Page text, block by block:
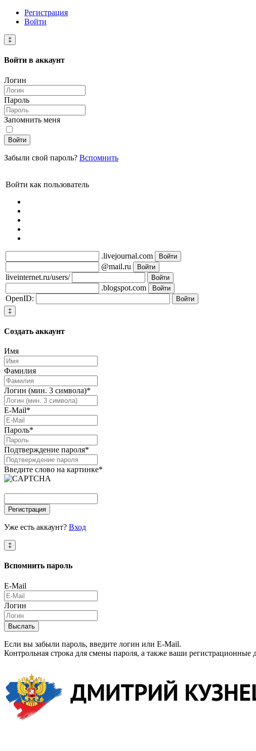
Регистрация
Войти
‡
Войти в аккаунт
Логин
Пароль
Запомнить меня
Войти
Забыли свой пароль? Вспомнить
Войти как пользователь
.livejournal.com
@mail.ru
liveinternet.ru/users/
.blogspot.com
OpenID:
‡
Создать аккаунт
Имя
Фамилия
Логин (мин. 3 символа)*
E-Mail*
Пароль*
Подтверждение пароля*
Введите слово на картинке*
Регистрация
Уже есть аккаунт? Вход
‡
Вспомнить пароль
E-Mail
Логин
Выслать
Если вы забыли пароль, введите логин или E-Mail.
Контрольная строка для смены пароля, а также ваши